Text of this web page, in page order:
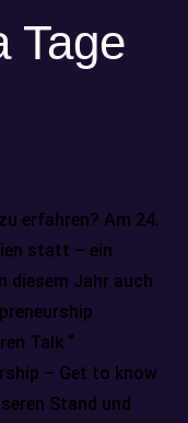
Tage
erfahren? Am 24.
statt – ein
diesem Jahr auch
Talk “
– Get to know
Stand und